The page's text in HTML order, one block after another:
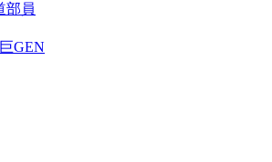
部員
GEN